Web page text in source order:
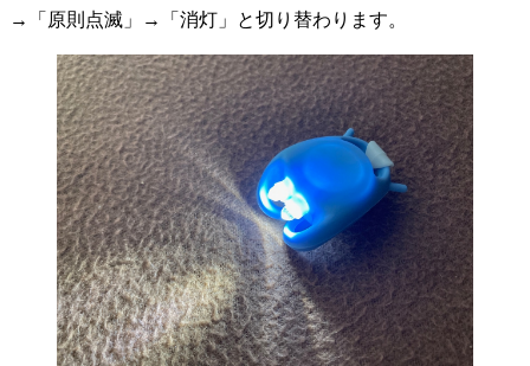
→「原則点滅」→「消灯」と切り替わります。